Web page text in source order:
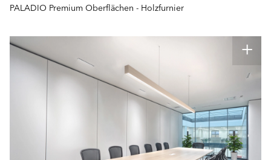
PALADIO Premium Oberflächen - Holzfurnier